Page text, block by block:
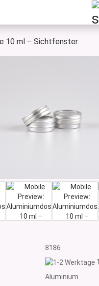
10 ml – Sichtfenster
8186
Aluminium